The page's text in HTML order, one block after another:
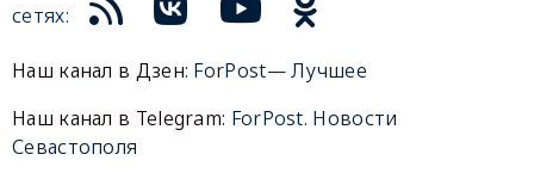
сетях:
Наш канал в Дзен: ForPost— Лучшее
Наш канал в Telegram: ForPost. Новости
Севастополя